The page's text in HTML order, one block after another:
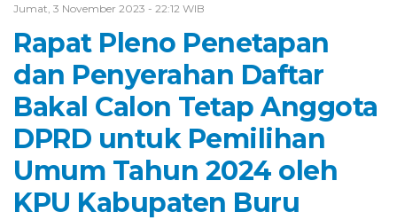
Jumat, 3 November 2023 - 22:12 WIB
Rapat Pleno Penetapan
dan Penyerahan Daftar
Bakal Calon Tetap Anggota
DPRD untuk Pemilihan
Umum Tahun 2024 oleh
KPU Kabupaten Buru